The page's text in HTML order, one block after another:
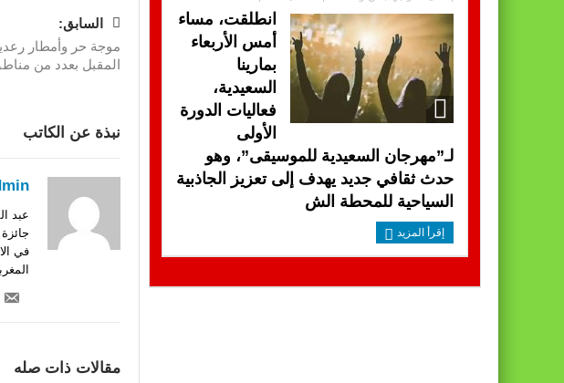
السابق:
موجة حر وأمطار
المقبل بعدد من
نبذة عن الكاتب
عبد
في
مقالات ذات صله
انطلقت، مساء
أمس الأربعاء
بمارينا
السعيدية،
فعاليات الدورة
الأولى
لـ”مهرجان السعيدية للموسيقى”، وهو
حدث ثقافي جديد يهدف إلى تعزيز الجاذبية
السياحية للمحطة الش
إقرأ المزيد